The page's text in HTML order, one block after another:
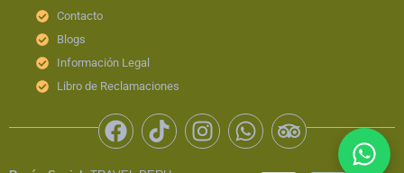
Contacto
Blogs
Información Legal
Libro de Reclamaciones
F
a
T
i
I
n
W
h
T
r